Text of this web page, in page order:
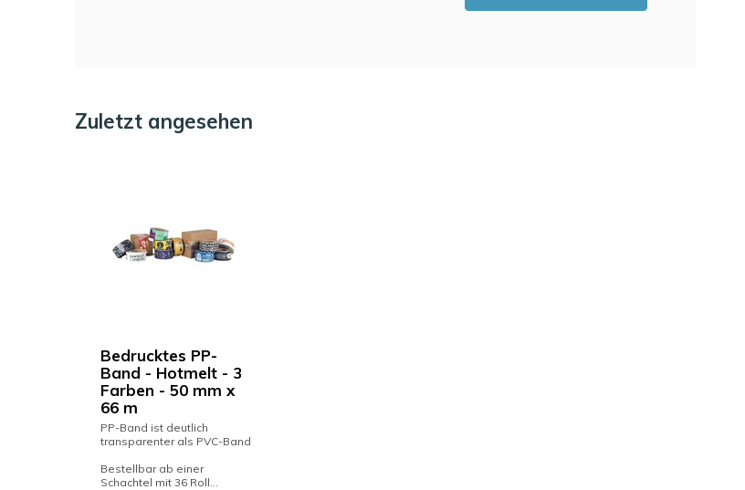
Zuletzt angesehen
Bedrucktes PP-
Band - Hotmelt - 3
Farben - 50 mm x
66 m
PP-Band ist deutlich
transparenter als PVC-Band
Bestellbar ab einer
Schachtel mit 36 Roll...